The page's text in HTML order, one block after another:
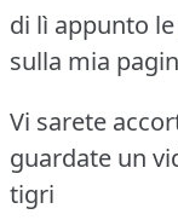
di lì appunto
sulla mia
Vi sarete
guardate un
tigri